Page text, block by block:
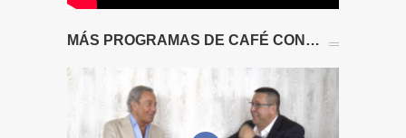
MÁS PROGRAMAS DE CAFÉ CON…